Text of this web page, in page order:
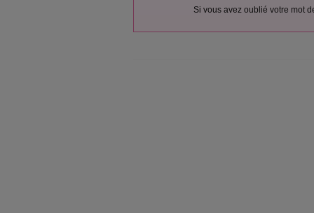
Si vous avez oublié votre mot